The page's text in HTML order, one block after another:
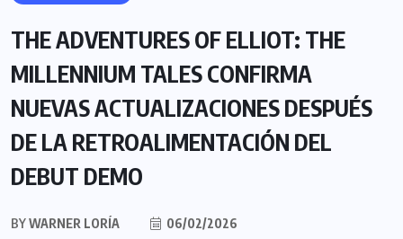
THE ADVENTURES OF ELLIOT: THE
MILLENNIUM TALES CONFIRMA
NUEVAS ACTUALIZACIONES DESPUÉS
DE LA RETROALIMENTACIÓN DEL
DEBUT DEMO
BYWARNER LORÍA
06/02/2026